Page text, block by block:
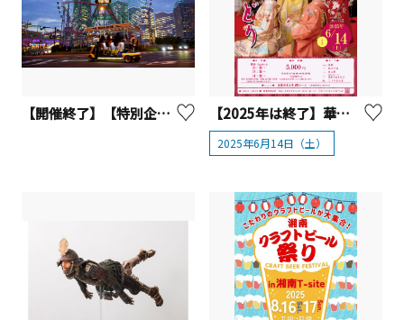
【開催終了】【特別企画】横浜名産のおつまみ付き ビアバイクナイトクルージング 【2025年は終了】華麗なる箱根の舞！「箱根をどり」開催
2025年6月14日（土）